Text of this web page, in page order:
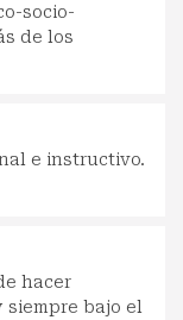
socio-
de los
e instructivo.
hacer
siempre bajo el